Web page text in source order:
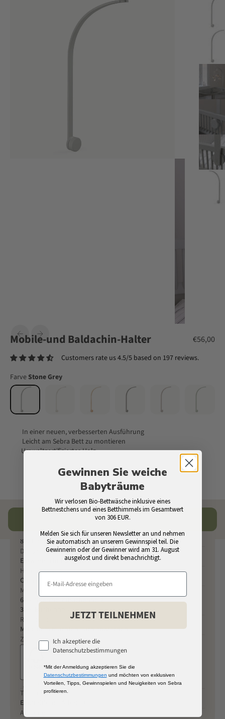
Mobile-und Baldachin-Halter Angebot
€56,00
Customers rate us 4.5/5 based on 197 reviews.
Farve Stone Grey
In einer neuen, verbesserten Ausführung
Leicht am Sebra Bett zu montieren
Umweltzertifiziertes Holz
In den Warenkorb
Spezifikationen
SKU
802130010
Design
Entworfen in Dänemark
Herkunftsland
China
Material
65% Sperrholz (Buchenholz)
35% Buchenholz
Reinigung
Mit einem feuchten Tuch abwischen
Zertifizierungen
Testung
Empfohlenes Alter: 0+
Achtung
Gewinnen Sie weiche
Babyträume
Wir verlosen Bio-Bettwäsche inklusive eines
Bettnestchens und eines Betthimmels im Gesamtwert
von 306 EUR.
Melden Sie sich für unseren Newsletter an und nehmen
Sie automatisch an unserem Gewinnspiel teil. Die
Gewinnerin oder der Gewinner wird am 31. August
ausgelost und direkt benachrichtigt.
JETZT TEILNEHMEN
Ich akzeptiere die
Datenschutzbestimmungen
*Mit der Anmeldung akzeptieren Sie die
Datenschutzbestimmungen und möchten von exklusiven
Vorteilen, Tipps, Gewinnspielen und Neuigkeiten von Sebra
profitieren.